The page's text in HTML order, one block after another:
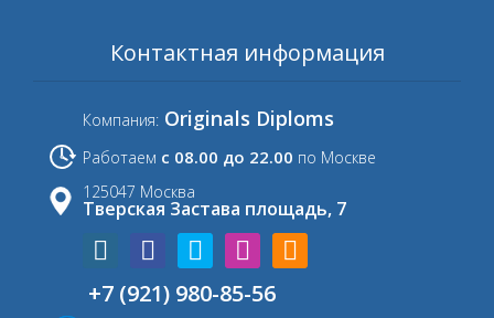
Контактная информация
Компания: Originals Diploms
Работаем с 08.00 до 22.00 по Москве
125047 Москва
Тверская Застава площадь, 7
+7 (921) 980-85-56